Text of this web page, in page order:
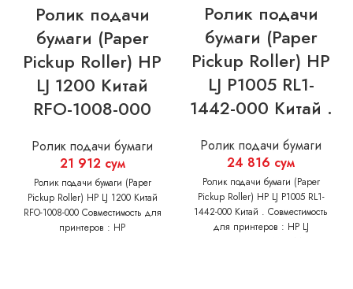
Ролик подачи
бумаги (Paper
Pickup Roller) HP
LJ 1200 Китай
RFO-1008-000
Ролик подачи бумаги
21 912 сум
Ролик подачи бумаги (Paper
Pickup Roller) HP LJ 1200 Китай
RFO-1008-000 Совместимость для
принтеров : HP
Ролик подачи
бумаги (Paper
Pickup Roller) HP
LJ P1005 RL1-
1442-000 Китай .
Ролик подачи бумаги
24 816 сум
Ролик подачи бумаги (Paper
Pickup Roller) HP LJ P1005 RL1-
1442-000 Китай . Совместимость
для принтеров : HP LJ